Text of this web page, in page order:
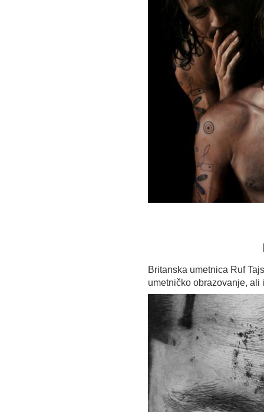
Britanska umetnica Ruf
umetničko obrazovanje,